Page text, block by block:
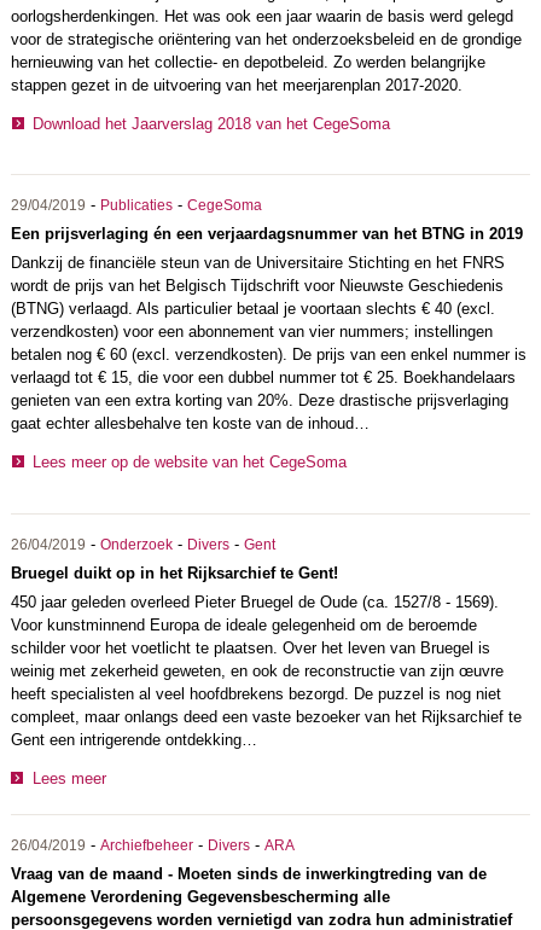
oorlogsherdenkingen. Het was ook een jaar waarin de basis werd gelegd
voor de strategische oriëntering van het onderzoeksbeleid en de grondige
hernieuwing van het collectie- en depotbeleid. Zo werden belangrijke
stappen gezet in de uitvoering van het meerjarenplan 2017-2020.
Download het Jaarverslag 2018 van het CegeSoma
29/04/2019 - Publicaties- CegeSoma
Een prijsverlaging én een verjaardagsnummer van het BTNG in 2019
Dankzij de financiële steun van de Universitaire Stichting en het FNRS
wordt de prijs van het Belgisch Tijdschrift voor Nieuwste Geschiedenis
(BTNG) verlaagd. Als particulier betaal je voortaan slechts € 40 (excl.
verzendkosten) voor een abonnement van vier nummers; instellingen
betalen nog € 60 (excl. verzendkosten). De prijs van een enkel nummer is
verlaagd tot € 15, die voor een dubbel nummer tot € 25. Boekhandelaars
genieten van een extra korting van 20%. Deze drastische prijsverlaging
gaat echter allesbehalve ten koste van de inhoud…
Lees meer op de website van het CegeSoma
26/04/2019 - Onderzoek- Divers- Gent
Bruegel duikt op in het Rijksarchief te Gent!
450 jaar geleden overleed Pieter Bruegel de Oude (ca. 1527/8 - 1569).
Voor kunstminnend Europa de ideale gelegenheid om de beroemde
schilder voor het voetlicht te plaatsen. Over het leven van Bruegel is
weinig met zekerheid geweten, en ook de reconstructie van zijn œuvre
heeft specialisten al veel hoofdbrekens bezorgd. De puzzel is nog niet
compleet, maar onlangs deed een vaste bezoeker van het Rijksarchief te
Gent een intrigerende ontdekking…
Lees meer
26/04/2019 - Archiefbeheer- Divers- ARA
Vraag van de maand - Moeten sinds de inwerkingtreding van de
Algemene Verordening Gegevensbescherming alle
persoonsgegevens worden vernietigd van zodra hun administratief